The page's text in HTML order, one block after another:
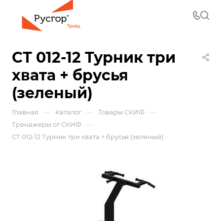
СТ 012-12 Турник три
хвата + брусья
(зеленый)
Главная — Каталог — Товары СКИФ —
Тренажеры от СКИФ —
СТ 012-12 Турник три хвата + брусья (зеленый)